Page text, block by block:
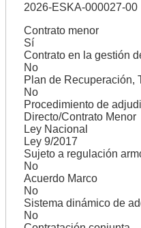
2026-ESKA-000027-00
Contrato menor
Sí
Contrato en la gestión
No
Plan de Recuperación,
No
Procedimiento de
Directo/Contrato Menor
Ley Nacional
Ley 9/2017
Sujeto a regulación
No
Acuerdo Marco
No
Sistema dinámico de
No